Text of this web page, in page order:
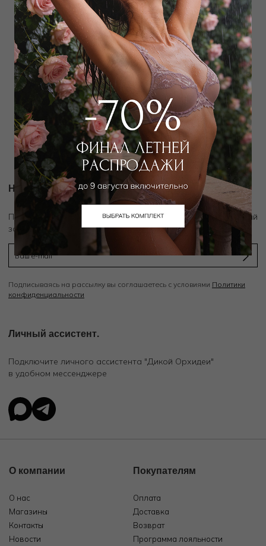
OROBLU
Гольфы
1 000₽ |+ 50 бонусов
OROBLU
Гольфы
1 500₽ |+ 75 бонусов
Новости и акции
Подпишитесь на рассылку и получите скидку 10%
на первый
заказ
Подписываясь на рассылку вы соглашаетесь с условиями Политики
конфиденциальности
Личный ассистент.
Подключите личного ассистента "Дикой Орхидеи"
в удобном мессенджере
О компании
О нас
Магазины
Контакты
Новости
Покупателям
Оплата
Доставка
Возврат
Программа лояльности